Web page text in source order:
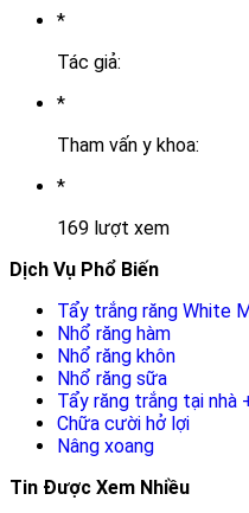
*
Tác giả:
*
Tham vấn y khoa:
*
169 lượt xem
Dịch Vụ Phổ Biến
Tẩy trắng răng White
Nhổ răng hàm
Nhổ răng khôn
Nhổ răng sữa
Tẩy răng trắng tại nhà
Chữa cười hở lợi
Nâng xoang
Tin Được Xem Nhiều